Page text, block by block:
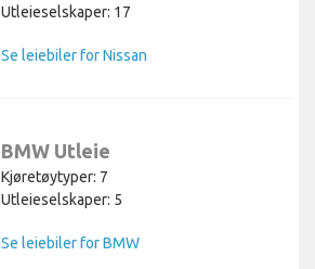
Utleieselskaper: 17
Se leiebiler for Nissan
BMW Utleie
Kjøretøytyper: 7
Utleieselskaper: 5
Se leiebiler for BMW